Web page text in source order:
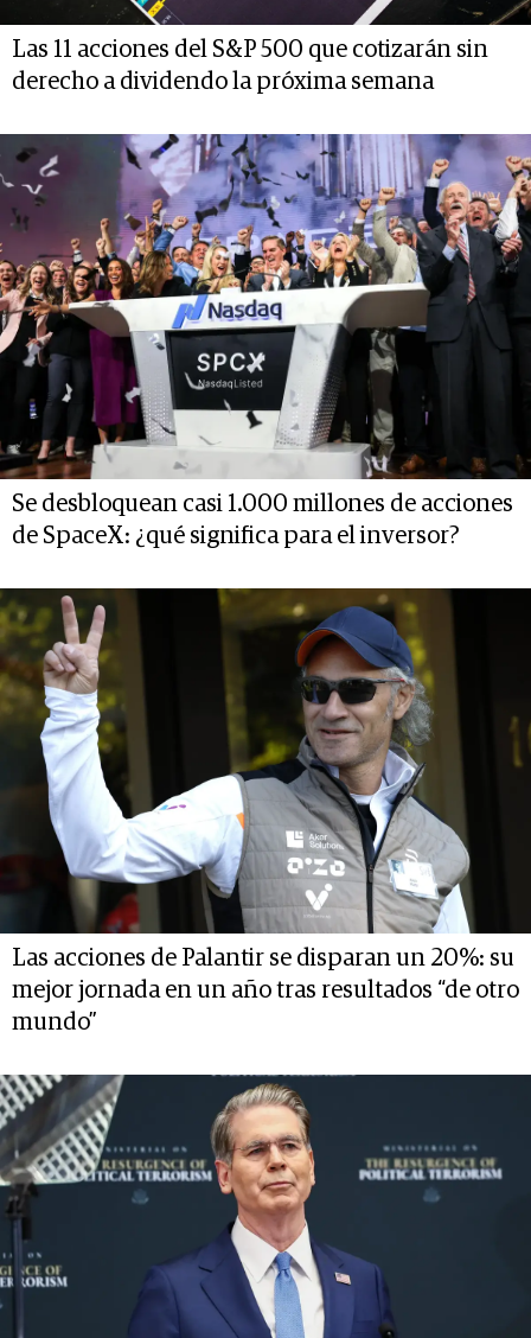
Las 11 acciones del S&P 500 que cotizarán sin
derecho a dividendo la próxima semana
Se desbloquean casi 1.000 millones de acciones
de SpaceX: ¿qué significa para el inversor?
Las acciones de Palantir se disparan un 20%: su
mejor jornada en un año tras resultados “de otro
mundo”